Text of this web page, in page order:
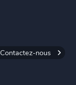
Contactez-nous